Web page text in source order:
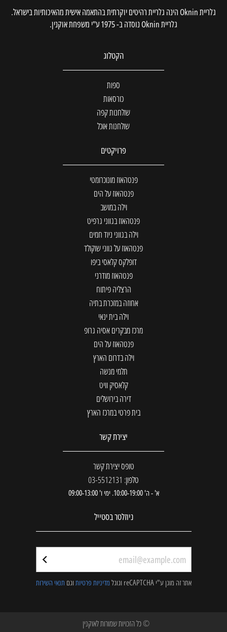
גלריית Oknin הינה גלריית רהיטים יוקרתית בהתאמה אישית מהאיכותיות בישראל.
גלריית Oknin נוסדה ב- 1975 ע"י משפחת אוקנין.
הקטלוג
ספות
כורסאות
שולחנות קפה
שולחנות אוכל
פרויקטים
פנטהאוז מונוכרומטי
פנטהאוז על הים
וילה במושב
פנטהאוז בגווני גרפיט
וילה בגווני ניוד חמים
פנטהאוז על גווני שוקולד
דופלקס קלאסי ביפו
פנטהאוז מודרני
הרצליה פיתוח
אחוזה במזכרת בתיה
וילה בית ינאי
מרכז מבקרים אסיה גרופ
פנטהאוז על הים
וילה בדרום הארץ
תלמי מנשה
קלאסיק וויט
דירה בירושלים
בית פרטי במרכז הארץ
יצירת קשר
טופס יצירת קשר
טלפון: 03-5512131
א' - ה' 10:00-19:00. ימי ו' 09:00-13:00
ניוזלטר בסטייל
אתר זה מוגן ע"י reCAPTCHA וגוגל מדיניות פרטיות וגם תנאי השירות
© כל הזכויות שמורות לאוקנין